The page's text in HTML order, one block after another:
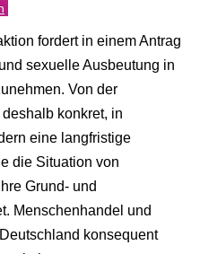
fordert in einem Antrag
sexuelle Ausbeutung in
Von der
konkret, in
eine langfristige
die Situation von
Grund- und
Menschenhandel und
konsequent